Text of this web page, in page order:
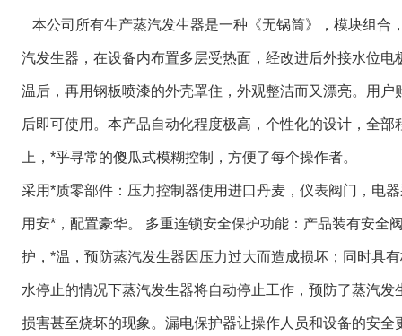
本公司所有生产蒸汽发生器是一种《无锅筒》，模块组合
汽发生器，在设备内布置多层受热面，经改进后外接水位电
温后，再用钢板喷漆的外壳罩住，外观整洁而又漂亮。用户
后即可使用。本产品自动化程度极高，个性化的设计，全部
上，*乎寻常的傻瓜式模糊控制，方便了每个操作者。
采用*质零部件：压力控制器使用进口丹麦，仪表阀门，电
用安*，配置豪华。 多重连锁安全保护功能：产品装有安全
护，*温，预防蒸汽发生器因压力过大而造成损坏；同时具
水停止的情况下蒸汽发生器将自动停止工作，预防了蒸汽发
损害甚至烧坏的现象。漏电保护器让操作人员和设备的安全